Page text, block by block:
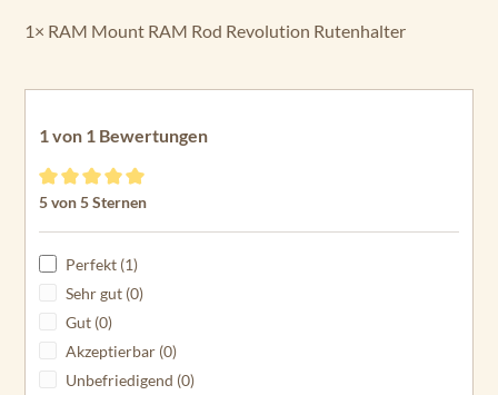
1× RAM Mount RAM Rod Revolution Rutenhalter
1 von 1 Bewertungen
Durchschnittliche Bewertung von 5 von 5 Sternen
5 von 5 Sternen
Perfekt (1)
Sehr gut (0)
Gut (0)
Akzeptierbar (0)
Unbefriedigend (0)